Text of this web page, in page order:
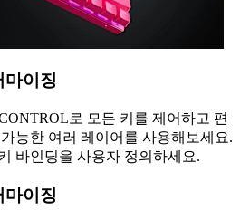
마이징
로 모든 키를 제어하고 편
능한 여러 레이어를 사용해보세요.
바인딩을 사용자 정의하세요.
마이징